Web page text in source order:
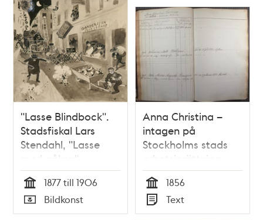
Relaterade
poster
och
teman
"Lasse Blindbock".
Stadsfiskal Lars
Stendahl, "Lasse
med påken"
Tid
1877 till 1906
Typ
Bildkonst
Anna Christina –
intagen på
Stockholms stads
arbetsinrättning
1856
Tid
1856
Typ
Text